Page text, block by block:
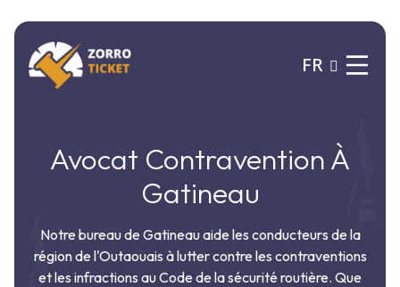
FR
Avocat Contravention À
Gatineau
Notre bureau de Gatineau aide les conducteurs de la
région de l'Outaouais à lutter contre les contraventions
et les infractions au Code de la sécurité routière. Que